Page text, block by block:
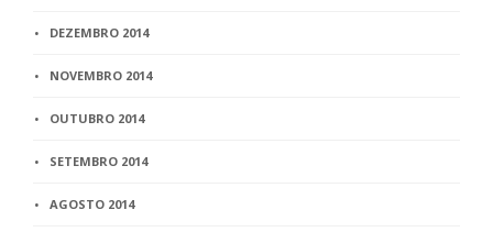
DEZEMBRO 2014
NOVEMBRO 2014
OUTUBRO 2014
SETEMBRO 2014
AGOSTO 2014